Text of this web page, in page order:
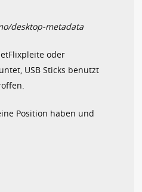
desktop-metadata
oder
USB Sticks benutzt
Position haben und